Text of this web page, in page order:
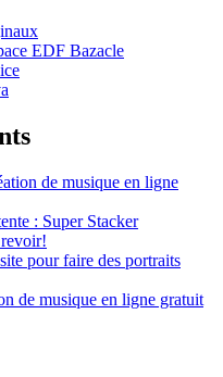
EDF Bazacle
de musique en ligne
: Super Stacker
pour faire des portraits
de musique en ligne gratuit